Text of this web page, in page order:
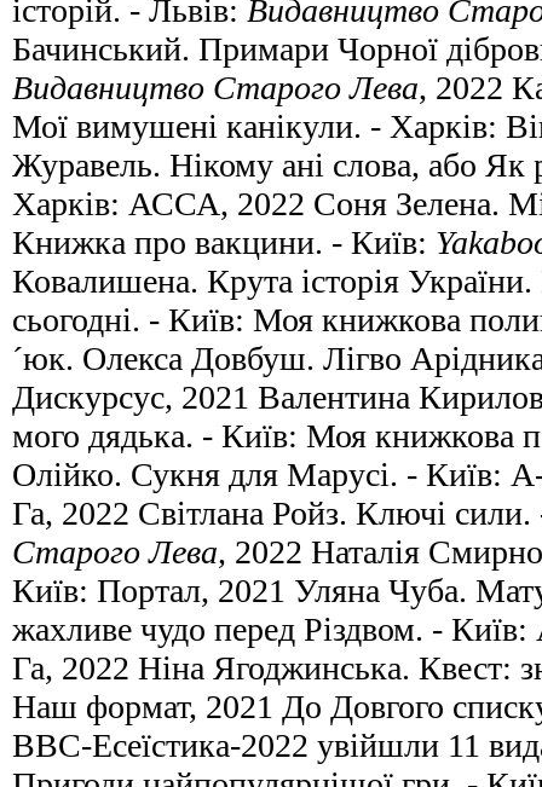
історій. - Львів: Видавництво
Бачинський. Примари Чорної
Видавництво Старого Лева, 2022
Мої вимушені канікули. - Харків:
Журавель. Нікому ані слова, або
Харків: АССА, 2022 Соня Зелена.
Книжка про вакцини. - Київ:
Ковалишена. Крута історія України.
сьогодні. - Київ: Моя книжкова
´юк. Олекса Довбуш. Лігво
Дискурсус, 2021 Валентина
мого дядька. - Київ: Моя книжкова
Олійко. Сукня для Марусі. -
Га, 2022 Світлана Ройз. Ключі
Старого Лева, 2022 Наталія
Київ: Портал, 2021 Уляна Чуба.
жахливе чудо перед Різдвом. -
Га, 2022 Ніна Ягоджинська. Квест:
Наш формат, 2021 До Довгого
ВВС-Есеїстика-2022 увійшли 11